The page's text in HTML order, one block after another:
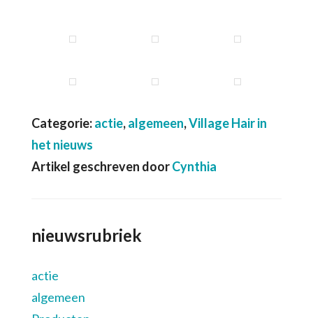
Categorie:actie,algemeen,Village Hair in
het nieuws
Artikel geschreven doorCynthia
nieuwsrubriek
actie
algemeen